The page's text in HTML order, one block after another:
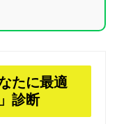
たに最適
診断